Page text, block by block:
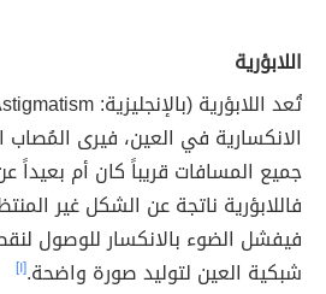
اللابؤرية
الانكسارية في العين، فيرى المُصاب
جميع المسافات قريباً كان أم بعيداً
فاللابؤرية ناتجة عن الشكل غير
فيفشل الضوء بالانكسار للوصول
شبكية العين لتوليد صورة واضحة.[١]